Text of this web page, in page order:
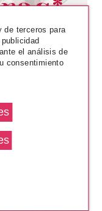
de terceros para
el análisis de
consentimiento